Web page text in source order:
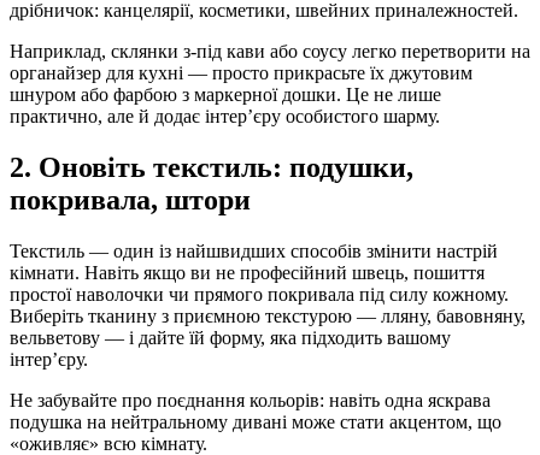
дрібничок: канцелярії, косметики, швейних приналежностей.
Наприклад, склянки з-під кави або соусу легко перетворити на
органайзер для кухні — просто прикрасьте їх джутовим
шнуром або фарбою з маркерної дошки. Це не лише
практично, але й додає інтер’єру особистого шарму.
2. Оновіть текстиль: подушки,
покривала, штори
Текстиль — один із найшвидших способів змінити настрій
кімнати. Навіть якщо ви не професійний швець, пошиття
простої наволочки чи прямого покривала під силу кожному.
Виберіть тканину з приємною текстурою — лляну, бавовняну,
вельветову — і дайте їй форму, яка підходить вашому
інтер’єру.
Не забувайте про поєднання кольорів: навіть одна яскрава
подушка на нейтральному дивані може стати акцентом, що
«оживляє» всю кімнату.